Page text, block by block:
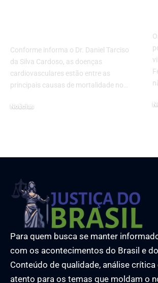
Conforme informa o Dr. Daniel Tarciso
da Silva Cardoso, as doenças
cardiovasculares estão entre as
principais causas de mortalidade no…
Noticias
Para quem busca se manter
com os acontecimentos do Brasil e
Conteúdo de qualidade, análise crítica
atento para os temas que moldam o